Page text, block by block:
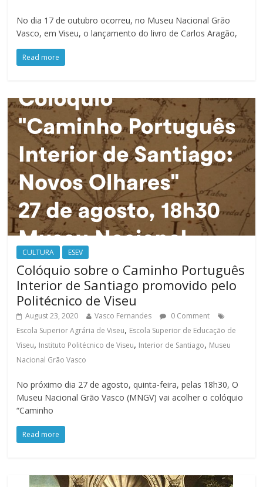
No dia 17 de outubro ocorreu, no Museu Nacional Grão
Vasco, em Viseu, o lançamento do livro de Carlos Aragão,
Read more
CULTURA ESEV
Colóquio sobre o Caminho Português
Interior de Santiago promovido pelo
Politécnico de Viseu
August 23, 2020 Vasco Fernandes
0 Comment
Escola Superior Agrária de Viseu, Escola Superior de Educação de
Viseu, Instituto Politécnico de Viseu, Interior de Santiago, Museu
Nacional Grão Vasco
No próximo dia 27 de agosto, quinta-feira, pelas 18h30, O
Museu Nacional Grão Vasco (MNGV) vai acolher o colóquio
“Caminho
Read more